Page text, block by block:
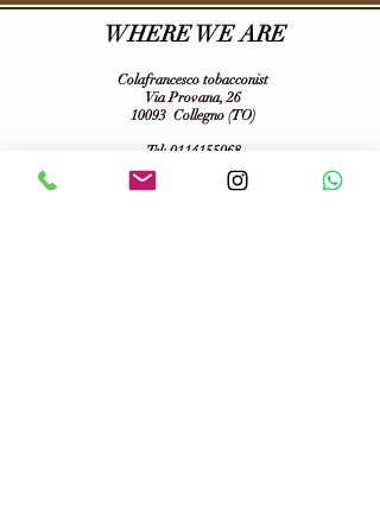
WHERE WE ARE
Colafrancesco tobacconist
Via Provana, 26
10093 Collegno (TO)
Tel: 0114155068
tabaccheriacolafrancesco@gmail.com